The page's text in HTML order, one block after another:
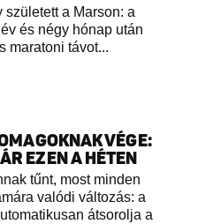
a Marson: a
és négy hónap után
maratoni távot...
VÉGE:
EZEN A HÉTEN
tűnt, most minden
valódi változás: a
átsorolja a